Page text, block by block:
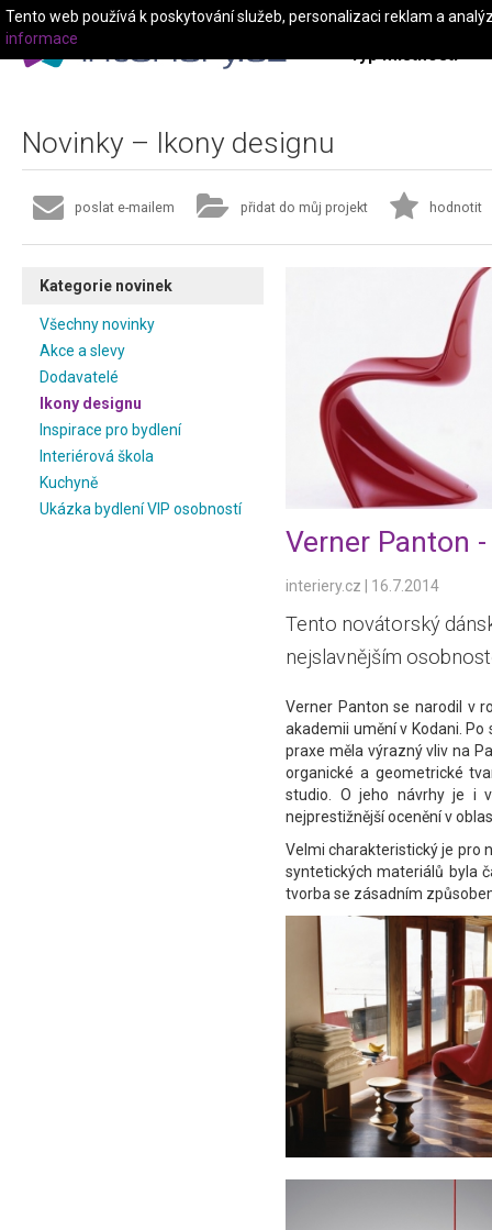
Typ místnosti
Novinky – Ikony designu
poslat e-mailem přidat do můj projekt hodnotit
Kategorie novinek
Všechny novinky
Akce a slevy
Dodavatelé
Ikony designu
Inspirace pro bydlení
Interiérová škola
Kuchyně
Ukázka bydlení VIP osobností
Verner Panton
interiery.cz 16.7.2014
Tento novátorský
nejslavnějším
Verner Panton se narodil v
akademii umění v Kodani.
praxe měla výrazný vliv na
organické a geometrické
studio. O jeho návrhy je i
nejprestižnější ocenění v
Velmi charakteristický je pro
syntetických materiálů byla
tvorba se zásadním
Tento web používá k poskytování služeb, personalizaci reklam a
informace